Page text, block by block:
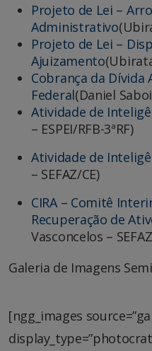
Projeto de Lei –
Administrativo
Projeto de Lei –
Ajuizamento
Cobrança da Dívida
Federal(Daniel
Atividade de
– ESPEI/RFB-3ªRF)
Atividade de
– SEFAZ/CE)
CIRA – Comitê
Recuperação de
Vasconcelos –
Galeria de Imagens
[ngg_images